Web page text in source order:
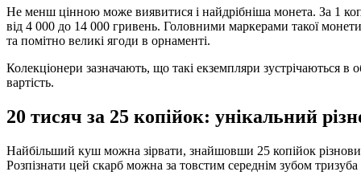
Не менш цінною може виявитися і найдрібніша монета. За 1
від 4 000 до 14 000 гривень. Головними маркерами такої
та помітно великі ягоди в орнаменті.
Колекціонери зазначають, що такі екземпляри зустрічаються
вартість.
20 тисяч за 25 копійок: унікальний
Найбільший куш можна зірвати, знайшовши 25 копійок
Розпізнати цей скарб можна за товстим середнім зубом